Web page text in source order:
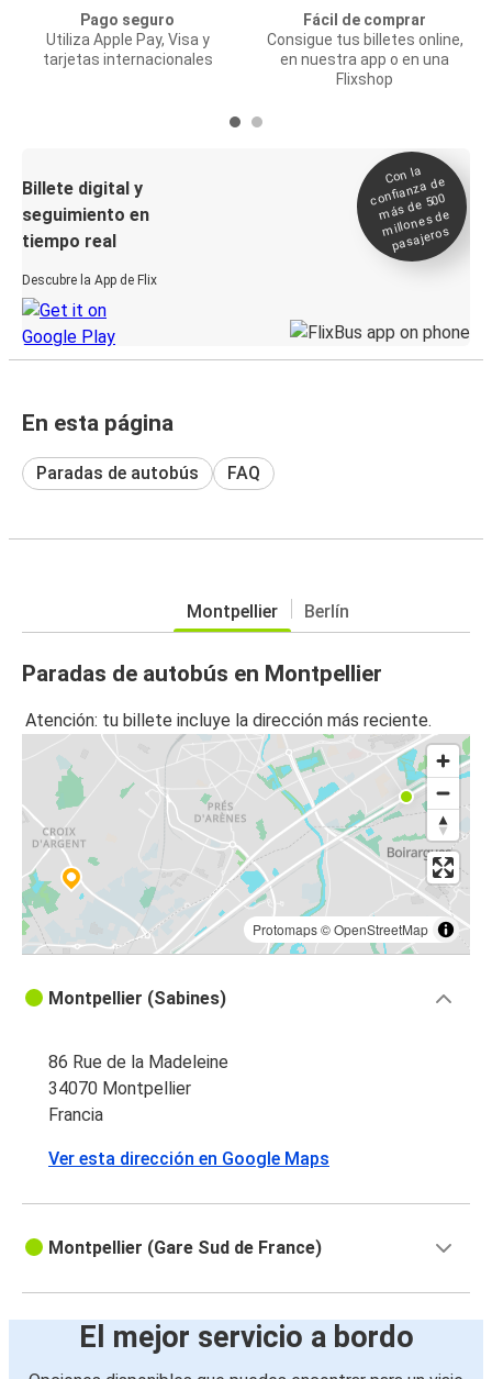
Pago seguro
Utiliza Apple Pay, Visa y
tarjetas internacionales
Fácil de comprar
Consigue tus billetes online,
en nuestra app o en una
Flixshop
Billete digital y
seguimiento en
tiempo real
Descubre la App de Flix
Con la
confianza de
más de 500
millones de
pasajeros
En esta página
Paradas de autobús FAQ
Montpellier Berlín
Paradas de autobús en Montpellier
Atención: tu billete incluye la dirección más reciente.
Protomaps©OpenStreetMap
Montpellier (Sabines)
86 Rue de la Madeleine
34070 Montpellier
Francia
Ver esta dirección en Google Maps
Montpellier (Gare Sud de France)
El mejor servicio a bordo